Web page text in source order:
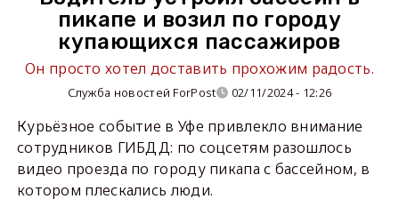
пикапе и возил по городу
купающихся пассажиров
Он просто хотел доставить прохожим радость.
Служба новостей ForPost 02/11/2024 - 12:26
Курьёзное событие в Уфе привлекло внимание
сотрудников ГИБДД: по соцсетям разошлось
видео проезда по городу пикапа с бассейном, в
котором плескались люди.